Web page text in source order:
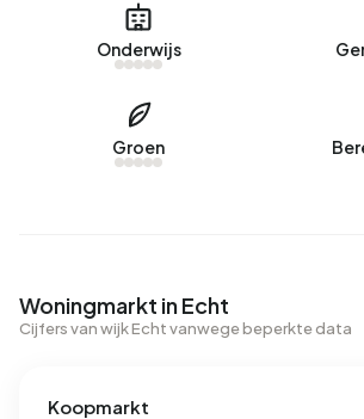
Onderwijs
Groen
Woningmarkt in Echt
Cijfers van wijk Echt vanwege beperkte data
Koopmarkt